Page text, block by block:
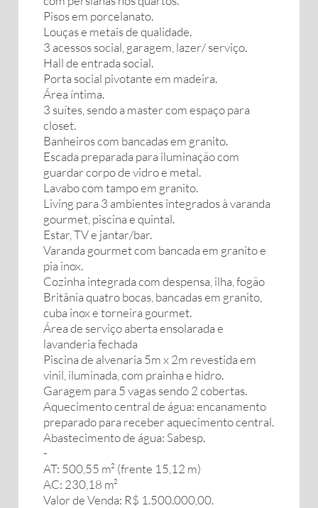
Pisos em porcelanato.
Louças e metais de qualidade.
3 acessos social, garagem, lazer/ serviço.
Hall de entrada social.
Porta social pivotante em madeira.
Área íntima.
3 suítes, sendo a master com espaço para
closet.
Banheiros com bancadas em granito.
Escada preparada para iluminação com
guardar corpo de vidro e metal.
Lavabo com tampo em granito.
Living para 3 ambientes integrados à varanda
gourmet, piscina e quintal.
Estar, TV e jantar/bar.
Varanda gourmet com bancada em granito e
pia inox.
Cozinha integrada com despensa, ilha, fogão
Britânia quatro bocas, bancadas em granito,
cuba inox e torneira gourmet.
Área de serviço aberta ensolarada e
lavanderia fechada
Piscina de alvenaria 5m x 2m revestida em
vinil, iluminada, com prainha e hidro.
Garagem para 5 vagas sendo 2 cobertas.
Aquecimento central de água: encanamento
preparado para receber aquecimento central.
Abastecimento de água: Sabesp.
-
AT: 500,55 m² (frente 15,12 m)
AC: 230,18 m²
Valor de Venda: R$ 1.500.000,00.